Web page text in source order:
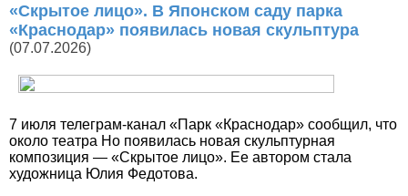
«Скрытое лицо». В Японском саду парка
«Краснодар» появилась новая скульптура
(07.07.2026)
7 июля телеграм-канал «Парк «Краснодар» сообщил, что
около театра Но появилась новая скульптурная
композиция — «Скрытое лицо». Ее автором стала
художница Юлия Федотова.